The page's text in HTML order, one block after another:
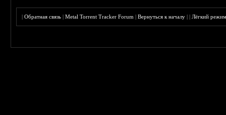
|Обратная связь |Metal Torrent Tracker Forum |Вернуться к началу ||Лёгкий